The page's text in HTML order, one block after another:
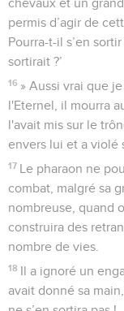
chevaux et un
permis d’agir de
Pourra-t-il s’en
sortirait ?’
16 » Aussi vrai que
l'Eternel, il mourra
l'avait mis sur le
envers lui et a violé
17 Le pharaon ne
combat, malgré sa
nombreuse, quand
construira des
nombre de vies.
18 Il a ignoré un
avait donné sa